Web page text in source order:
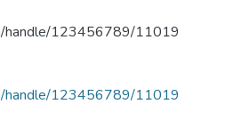
handle/123456789/11019
handle/123456789/11019